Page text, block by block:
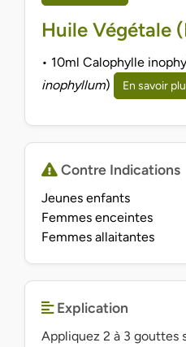
Huile Végétale
• 10ml Calophylle
inophyllum) En savoir
Contre Indications
Jeunes enfants
Femmes enceintes
Femmes allaitantes
Explication
Appliquez 2 à 3 gouttes